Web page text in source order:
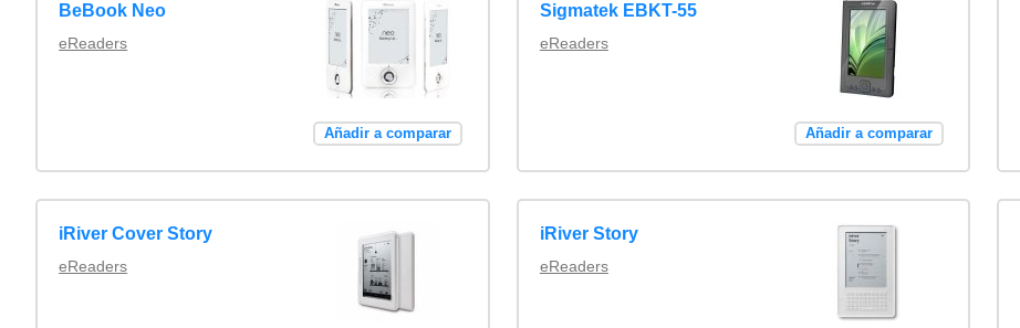
BeBook Neo
eReaders
Añadir a comparar
Sigmatek EBKT-55
eReaders
Añadir a comparar
iRiver Cover Story
eReaders
iRiver Story
eReaders